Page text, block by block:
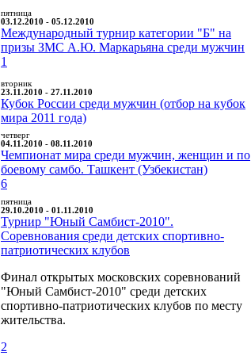
пятница
03.12.2010 - 05.12.2010
Международный турнир категории "Б" на
призы ЗМС А.Ю. Маркарьяна среди мужчин
1
вторник
23.11.2010 - 27.11.2010
Кубок России среди мужчин (отбор на кубок
мира 2011 года)
четверг
04.11.2010 - 08.11.2010
Чемпионат мира среди мужчин, женщин и по
боевому самбо. Ташкент (Узбекистан)
6
пятница
29.10.2010 - 01.11.2010
Турнир "Юный Самбист-2010".
Соревнования среди детских спортивно-
патриотических клубов
Финал открытых московских соревнований
"Юный Самбист-2010" среди детских
спортивно-патриотических клубов по месту
жительства.
2